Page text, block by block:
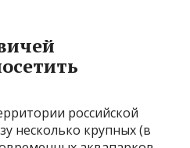
российской
несколько крупных (в